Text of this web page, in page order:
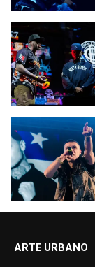
ARTE URBANO